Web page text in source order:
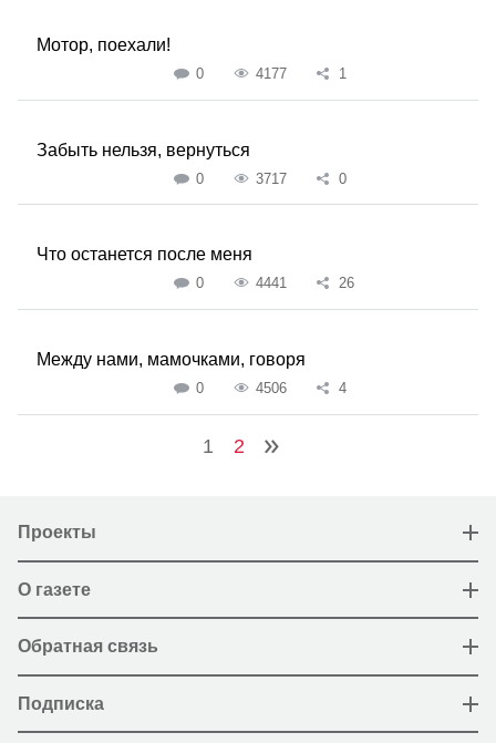
Мотор, поехали!
0 4177 1
Забыть нельзя, вернуться
0 3717 0
Что останется после меня
0 4441 26
Между нами, мамочками, говоря
0 4506 4
1 2
Проекты
О газете
Обратная связь
Подписка